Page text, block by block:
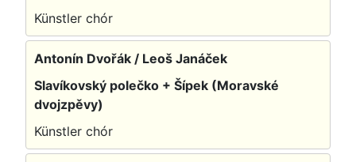
Künstler chór
Antonín Dvořák / Leoš Janáček
Slavíkovský polečko + Šípek (Moravské
dvojzpěvy)
Künstler chór